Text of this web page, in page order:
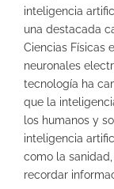
inteligencia
una destacada
Ciencias Físicas
neuronales
tecnología ha
que la
los humanos y
inteligencia
como la
recordar